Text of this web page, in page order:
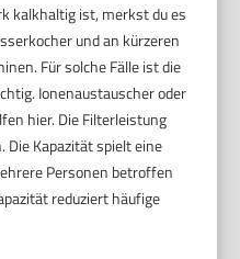
kalkhaltig ist, merkst du es
und an kürzeren
Für solche Fälle ist die
Ionenaustauscher oder
hier. Die Filterleistung
Die Kapazität spielt eine
Personen betroffen
reduziert häufige